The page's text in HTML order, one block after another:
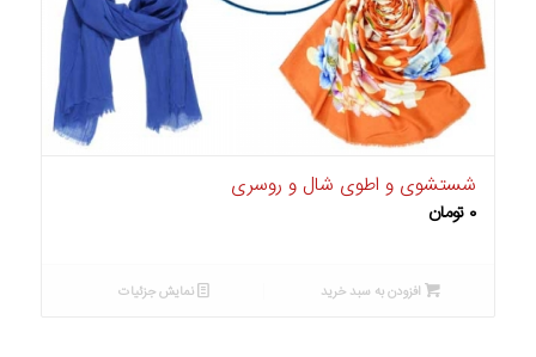
شستشوی و اطوی شال و روسری
۰ تومان
افزودن به سبد خرید نمایش جزئیات